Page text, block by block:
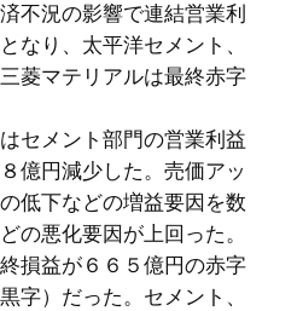
不況の影響で連結営業利
なり、太平洋セメント、
菱マテリアルは最終赤字
セメント部門の営業利益
億円減少した。売価アッ
低下などの増益要因を数
の悪化要因が上回った。
損益が６６５億円の赤字
字）だった。セメント、